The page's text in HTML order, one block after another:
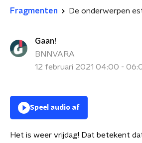
Fragmenten
Gaan!
BNNVARA
12 februari 2021 04:00 -
Speel audio af
Het is weer vrijdag! Dat betekent